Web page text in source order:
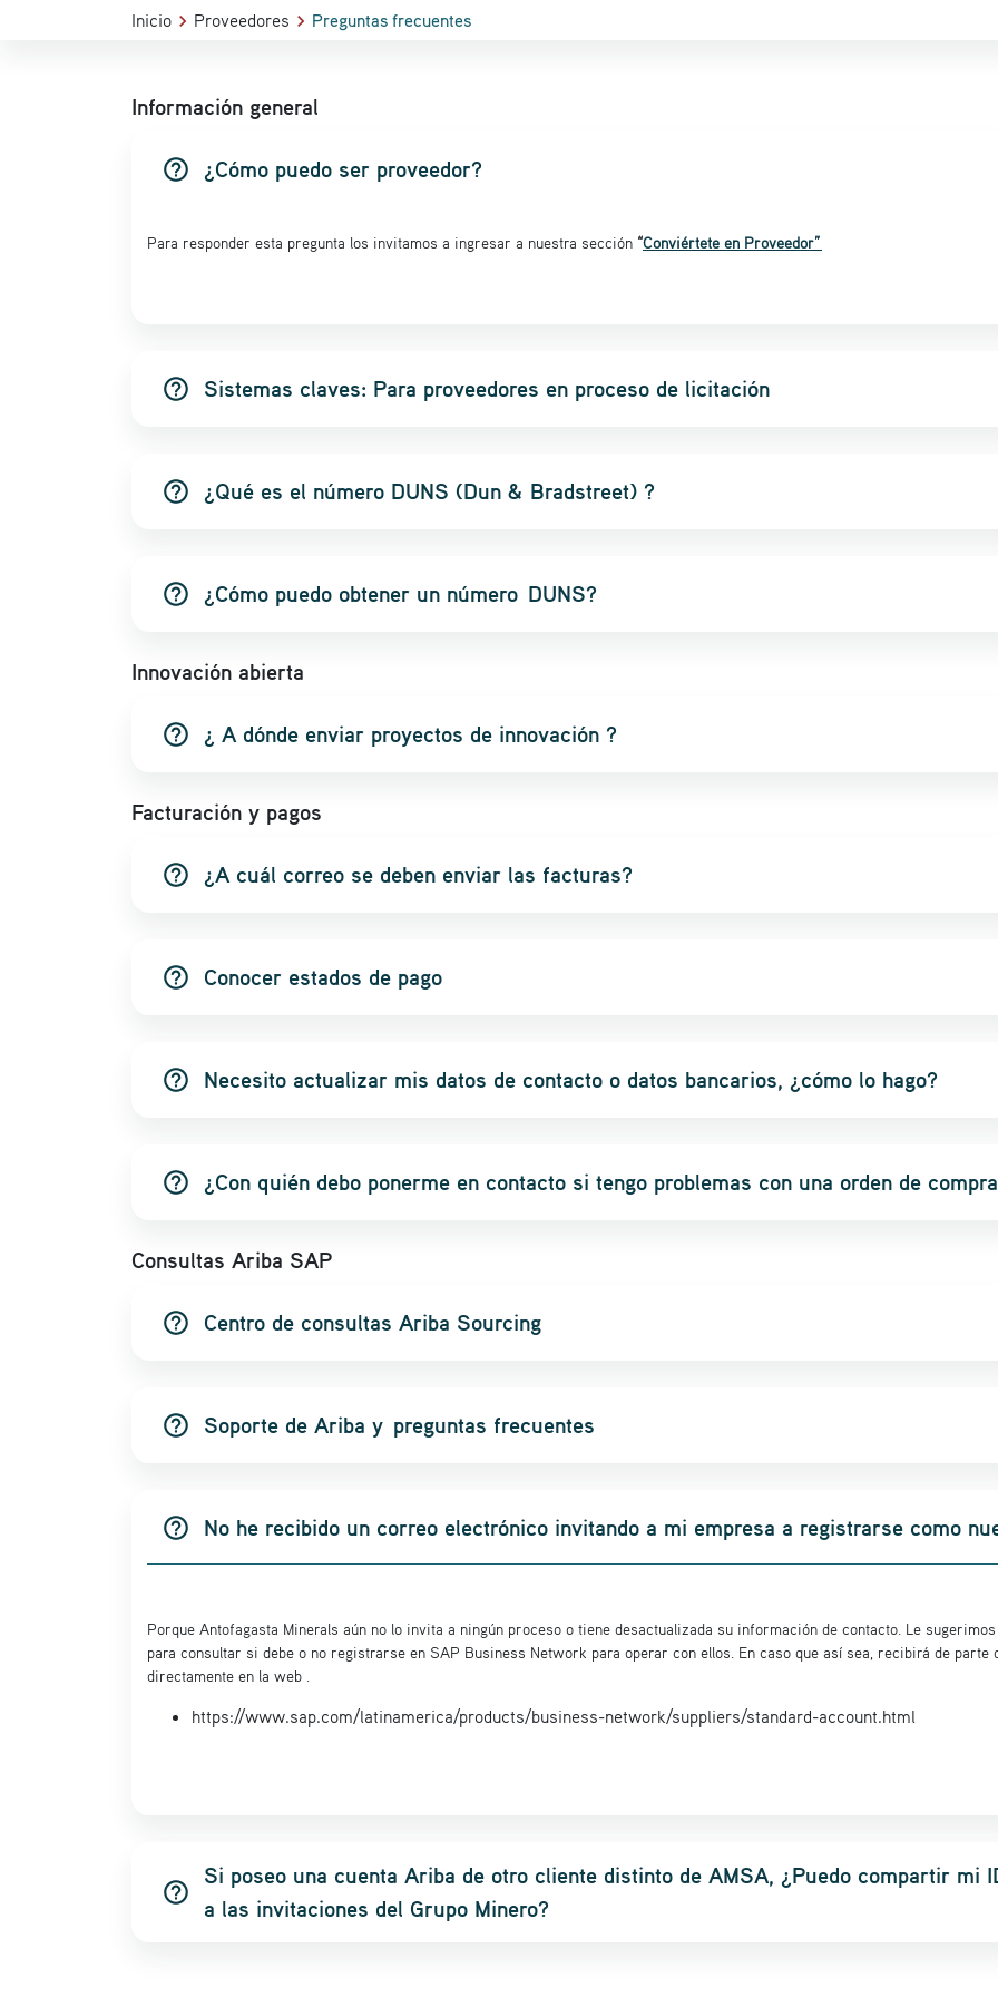
Inicio Proveedores Preguntas frecuentes
Información general
help_outline ¿Cómo puedo ser proveedor?
Para responder esta pregunta los invitamos a ingresar a nuestra sección “Conviértete en Proveedor”
help_outline Sistemas claves: Para proveedores en proceso de licitación
help_outline ¿Qué es el número DUNS (Dun & Bradstreet) ?
help_outline ¿Cómo puedo obtener un número DUNS?
Innovación abierta
help_outline ¿ A dónde enviar proyectos de innovación ?
Facturación y pagos
help_outline ¿A cuál correo se deben enviar las facturas?
help_outline Conocer estados de pago
help_outline Necesito actualizar mis datos de contacto o datos bancarios, ¿cómo lo hago?
help_outline ¿Con quién debo ponerme en contacto si tengo problemas con una orden de
Consultas Ariba SAP
help_outline Centro de consultas Ariba Sourcing
help_outline Soporte de Ariba y preguntas frecuentes
help_outline No he recibido un correo electrónico invitando a mi empresa a registrarse como
Porque Antofagasta Minerals aún no lo invita a ningún proceso o tiene desactualizada su información de contacto. Le
para consultar si debe o no registrarse en SAP Business Network para operar con ellos. En caso que así sea, recibirá de
directamente en la web .
https://www.sap.com/latinamerica/products/business-network/suppliers/standard-account.html
help_outline
Si poseo una cuenta Ariba de otro cliente distinto de AMSA, ¿Puedo compartir mi
a las invitaciones del Grupo Minero?